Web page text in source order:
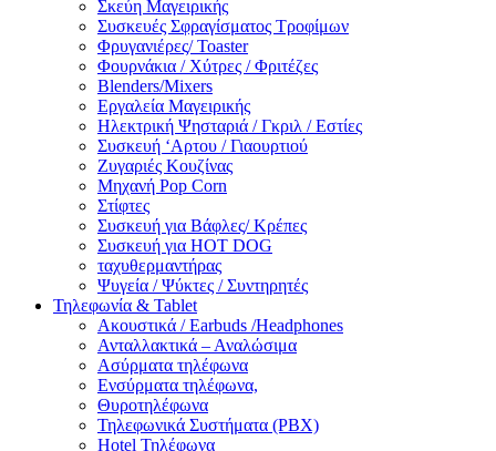
Σκεύη Μαγειρικής
Συσκευές Σφραγίσματος Τροφίμων
Φρυγανιέρες/ Toaster
Φουρνάκια / Χύτρες / Φριτέζες
Blenders/Mixers
Εργαλεία Μαγειρικής
Ηλεκτρική Ψησταριά / Γκριλ / Eστίες
Συσκευή ‘Αρτου / Γιαουρτιού
Ζυγαριές Κουζίνας
Μηχανή Pop Corn
Στίφτες
Συσκευή για Βάφλες/ Κρέπες
Συσκευή για HOT DOG
ταχυθερμαντήρας
Ψυγεία / Ψύκτες / Συντηρητές
Τηλεφωνία & Tablet
Ακουστικά / Earbuds /Headphones
Ανταλλακτικά – Αναλώσιμα
Ασύρματα τηλέφωνα
Ενσύρματα τηλέφωνα,
Θυροτηλέφωνα
Τηλεφωνικά Συστήματα (PBX)
Hotel Τηλέφωνα